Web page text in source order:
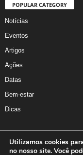
POPULAR CATEGORY
Notícias
Eventos
Artigos
Ações
Datas
Bem-estar
Dicas
Utilizamos cookies
no nosso site. Você